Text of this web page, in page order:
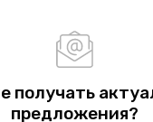
получать
предложения?